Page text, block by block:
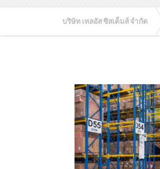
บริษัท เทลอัส ซิสเต็มส์ จำกัด